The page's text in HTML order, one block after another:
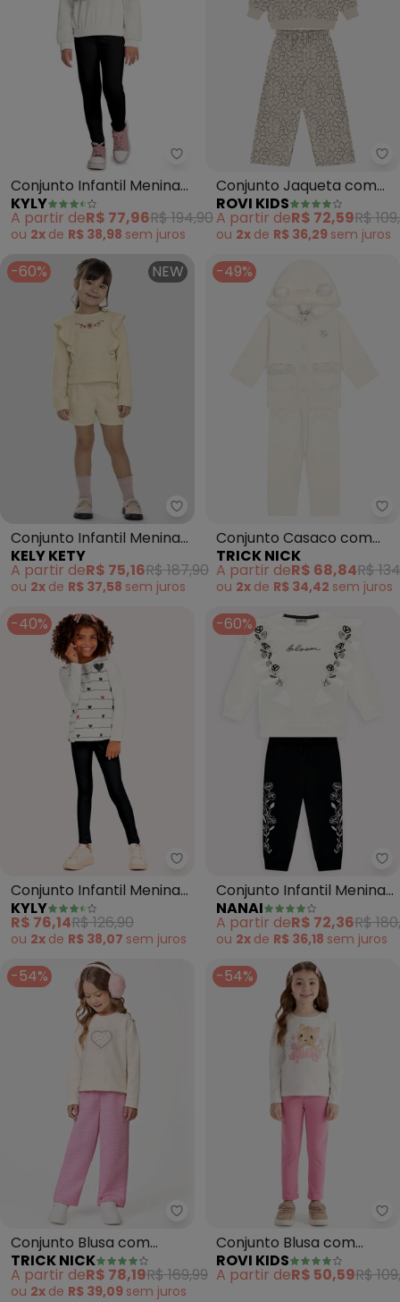
Kyly - Conjunto Infantil Menina
Conjunto Infantil Menina
Bordado (Bege)
KYLY
A partir deR$ 77,96R$ 194,90
ou 2x de R$ 38,98 sem juros
Conjunto Jaqueta com
Calça Feminino (Bege)
ROVI KIDS
A partir deR$ 72,59R$
ou 2x de R$ 36,29 sem juros
-60% NEW
Kely Kety - Conjunto Infantil
Conjunto Infantil Menina
Blusão e Shorts em
Moletom (Bege)
KELY KETY
A partir deR$ 75,16R$ 187,90
ou 2x de R$ 37,58 sem juros
-49%
Conjunto Casaco com
Capuz e Legging (Bege)
TRICK NICK
A partir deR$ 68,84R$
ou 2x de R$ 34,42 sem juros
-40%
Kyly - Conjunto Infantil Menina
Conjunto Infantil Menina
Corações (Bege)
KYLY
R$ 76,14R$ 126,90
ou 2x de R$ 38,07 sem juros
-60%
Conjunto Infantil Menina
Lettering (Off White)
NANAI
A partir deR$ 72,36R$
ou 2x de R$ 36,18 sem juros
-54%
Trick Nick - Conjunto Blusa
Conjunto Blusa com
Calça (Bege)
TRICK NICK
A partir deR$ 78,19R$ 169,99
ou 2x de R$ 39,09 sem juros
-54%
Conjunto Blusa com
Legging (Bege)
ROVI KIDS
A partir deR$ 50,59R$